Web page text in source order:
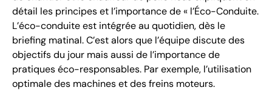
détail les principes et l’importance de « l’Éco-Conduite.
L’éco-conduite est intégrée au quotidien, dès le
briefing matinal. C’est alors que l’équipe discute des
objectifs du jour mais aussi de l’importance de
pratiques éco-responsables. Par exemple, l’utilisation
optimale des machines et des freins moteurs.